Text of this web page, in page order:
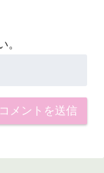
。